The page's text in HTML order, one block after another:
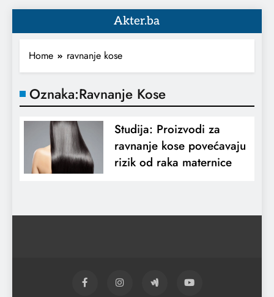
Akter.ba
Home ravnanje kose
Oznaka:Ravnanje Kose
Studija: Proizvodi za
ravnanje kose povećavaju
rizik od raka maternice